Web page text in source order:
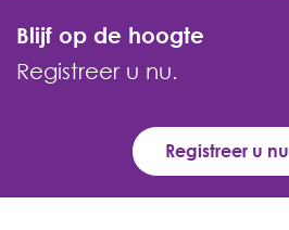
Blijf op de hoogte
Registreer u nu.
Registreer u nu